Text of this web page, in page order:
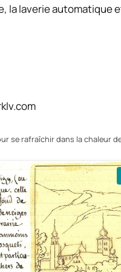
la laverie automatique
se rafraîchir dans la chaleur